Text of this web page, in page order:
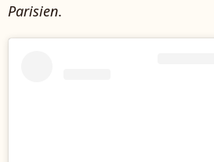
Parisien.